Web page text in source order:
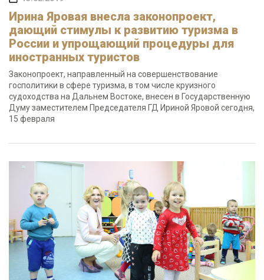
Ирина Яровая внесла законопроект,
дающий стимулы к развитию туризма в
России и упрощающий процедуры для
иностранных туристов
Законопроект, направленный на совершенствование
госполитики в сфере туризма, в том числе круизного
судоходства на Дальнем Востоке, внесен в Государственную
Думу заместителем Председателя ГД Ириной Яровой сегодня,
15 февраля